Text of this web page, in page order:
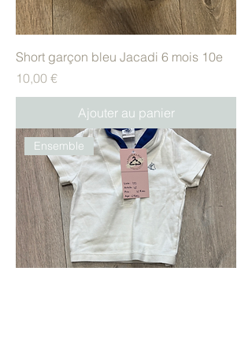
Short garçon bleu Jacadi 6 mois 10e
Prix
10,00 €
Ajouter au panier
Ensemble